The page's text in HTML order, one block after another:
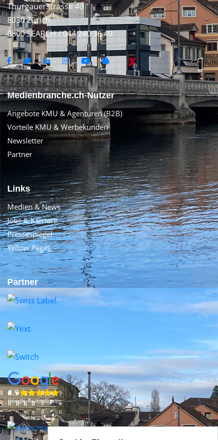
Thurgauerstrasse 40
8050 Zürich
0800 SEARCH / 044 240 36 40
Medienbranche.ch-Nutzer
Angebote KMU & Agenturen (B2B)
Vorteile KMU & Werbekunden
Newsletter
Partner
Links
Medien & News
Jobs & Karriere
Pressespiegel
Yellow Pages
Partner